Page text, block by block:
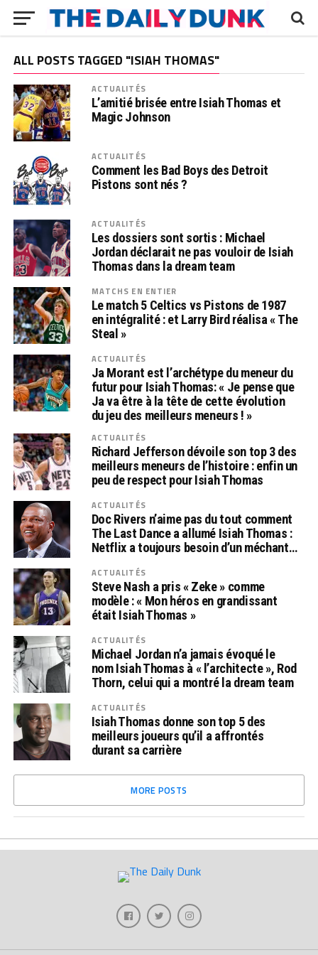
ALL POSTS TAGGED "ISIAH THOMAS"
ACTUALITÉS
L’amitié brisée entre Isiah Thomas et
Magic Johnson
ACTUALITÉS
Comment les Bad Boys des Detroit
Pistons sont nés ?
ACTUALITÉS
Les dossiers sont sortis : Michael
Jordan déclarait ne pas vouloir de Isiah
Thomas dans la dream team
MATCHS EN ENTIER
Le match 5 Celtics vs Pistons de 1987
en intégralité : et Larry Bird réalisa « The
Steal »
ACTUALITÉS
Ja Morant est l’archétype du meneur du
futur pour Isiah Thomas: « Je pense que
Ja va être à la tête de cette évolution
du jeu des meilleurs meneurs ! »
ACTUALITÉS
Richard Jefferson dévoile son top 3 des
meilleurs meneurs de l’histoire : enfin un
peu de respect pour Isiah Thomas
ACTUALITÉS
Doc Rivers n’aime pas du tout comment
The Last Dance a allumé Isiah Thomas :
Netflix a toujours besoin d’un méchant…
ACTUALITÉS
Steve Nash a pris « Zeke » comme
modèle : « Mon héros en grandissant
était Isiah Thomas »
ACTUALITÉS
Michael Jordan n’a jamais évoqué le
nom Isiah Thomas à « l’architecte », Rod
Thorn, celui qui a montré la dream team
ACTUALITÉS
Isiah Thomas donne son top 5 des
meilleurs joueurs qu’il a affrontés
durant sa carrière
MORE POSTS